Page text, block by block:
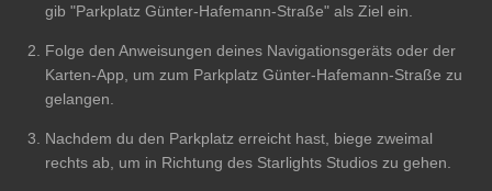
gib "Parkplatz Günter-Hafemann-Straße" als Ziel ein.
Folge den Anweisungen deines Navigationsgeräts oder der
Karten-App, um zum Parkplatz Günter-Hafemann-Straße zu
gelangen.
Nachdem du den Parkplatz erreicht hast, biege zweimal
rechts ab, um in Richtung des Starlights Studios zu gehen.